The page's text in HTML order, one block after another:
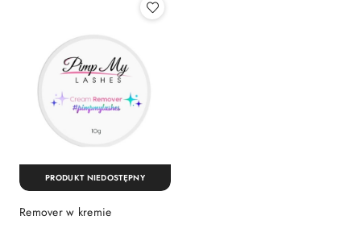
Remover w kremie
PRODUKT NIEDOSTĘPNY